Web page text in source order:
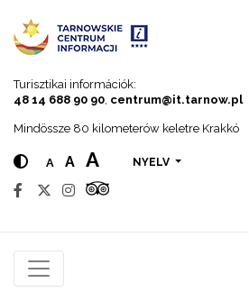
Turisztikai információk:
48 14 688 90 90 centrum@it.tarnow.pl
Mindössze 80 kilometerów keletre Krakkó
A A A NYELV